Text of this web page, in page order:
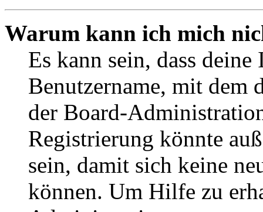
Warum kann ich mich
Es kann sein, dass
Benutzername, mit dem
der Board-
Registrierung könnte
sein, damit sich keine
können. Um Hilfe zu